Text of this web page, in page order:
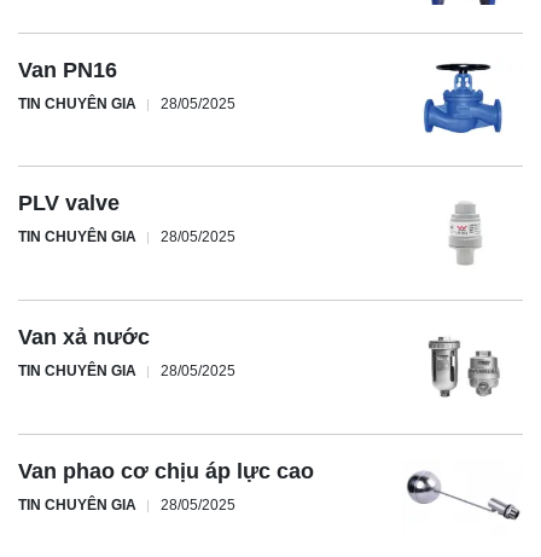
Van PN16
TIN CHUYÊN GIA 28/05/2025
PLV valve
TIN CHUYÊN GIA 28/05/2025
Van xả nước
TIN CHUYÊN GIA 28/05/2025
Van phao cơ chịu áp lực cao
TIN CHUYÊN GIA 28/05/2025